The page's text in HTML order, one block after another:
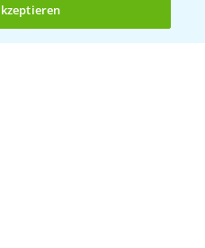
(noch 4)
564 1